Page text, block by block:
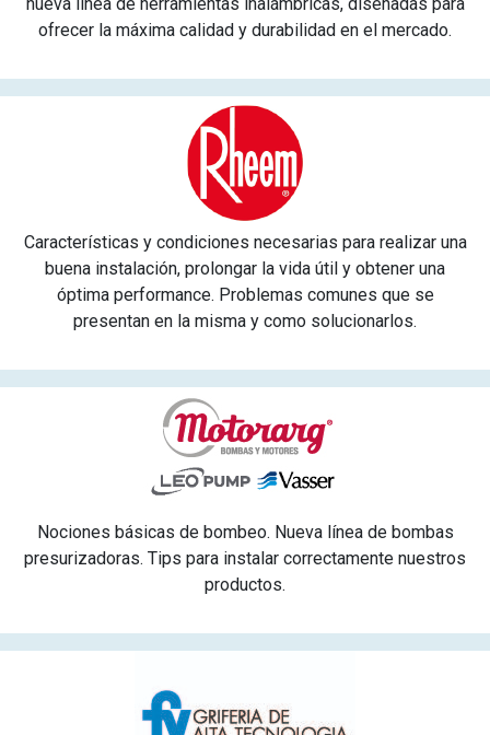
nueva línea de herramientas inalámbricas, diseñadas para
ofrecer la máxima calidad y durabilidad en el mercado.
Características y condiciones necesarias para realizar una
buena instalación, prolongar la vida útil y obtener una
óptima performance. Problemas comunes que se
presentan en la misma y como solucionarlos.
Nociones básicas de bombeo. Nueva línea de bombas
presurizadoras. Tips para instalar correctamente nuestros
productos.